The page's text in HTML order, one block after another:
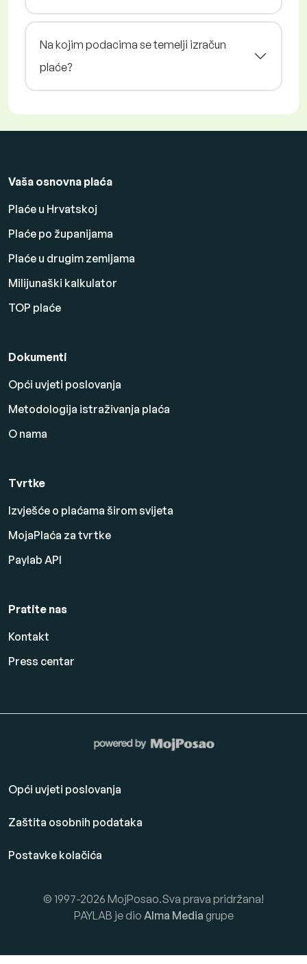
Na kojim podacima se temelji izračun
plaće?
Vaša osnovna plaća
Plaće u Hrvatskoj
Plaće po županijama
Plaće u drugim zemljama
Milijunaški kalkulator
TOP plaće
Dokumenti
Opći uvjeti poslovanja
Metodologija istraživanja plaća
O nama
Tvrtke
Izvješće o plaćama širom svijeta
MojaPlaća za tvrtke
Paylab API
Pratite nas
Kontakt
Press centar
Opći uvjeti poslovanja
Zaštita osobnih podataka
Postavke kolačića
© 1997-2026 MojPosao.Sva prava pridržana!
PAYLAB je dio Alma Media grupe